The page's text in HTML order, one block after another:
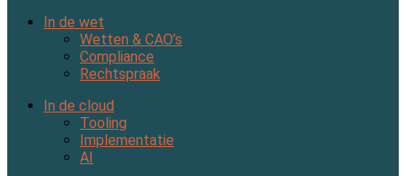
In de wet
Wetten & CAO’s
Compliance
Rechtspraak
In de cloud
Tooling
Implementatie
AI